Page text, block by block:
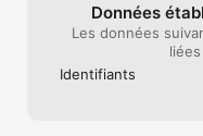
Données
Les données
Identifiants